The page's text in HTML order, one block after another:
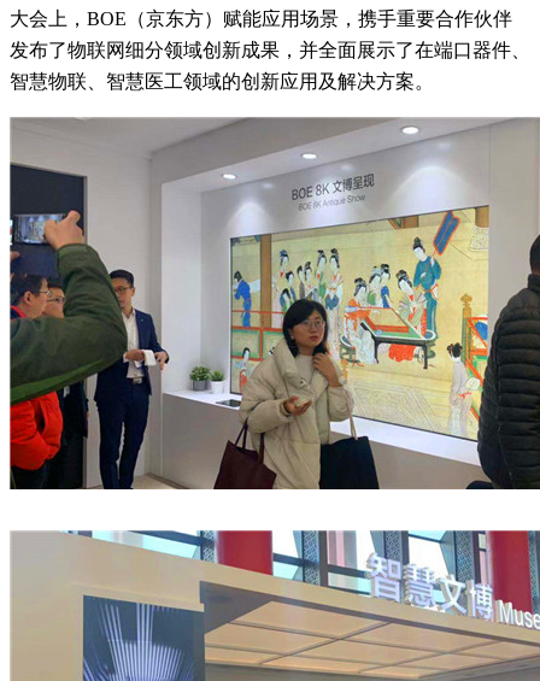
大会上，BOE（京东方）赋能应用场景，携手重要合作伙伴
发布了物联网细分领域创新成果，并全面展示了在端口器件、
智慧物联、智慧医工领域的创新应用及解决方案。